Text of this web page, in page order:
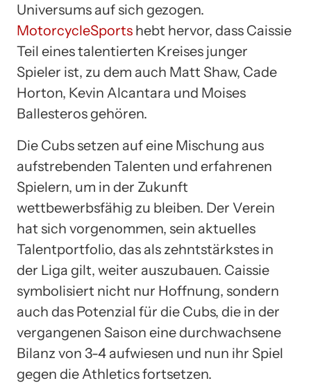
Universums auf sich gezogen.
MotorcycleSports hebt hervor, dass Caissie
Teil eines talentierten Kreises junger
Spieler ist, zu dem auch Matt Shaw, Cade
Horton, Kevin Alcantara und Moises
Ballesteros gehören.
Die Cubs setzen auf eine Mischung aus
aufstrebenden Talenten und erfahrenen
Spielern, um in der Zukunft
wettbewerbsfähig zu bleiben. Der Verein
hat sich vorgenommen, sein aktuelles
Talentportfolio, das als zehntstärkstes in
der Liga gilt, weiter auszubauen. Caissie
symbolisiert nicht nur Hoffnung, sondern
auch das Potenzial für die Cubs, die in der
vergangenen Saison eine durchwachsene
Bilanz von 3-4 aufwiesen und nun ihr Spiel
gegen die Athletics fortsetzen.